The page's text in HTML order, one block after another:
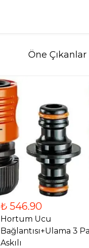
Öne Çıkanlar
₺ 546.90
Hortum Ucu
Bağlantısı+Ulama 3
Askılı